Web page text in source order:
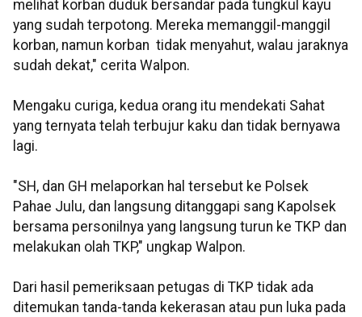
melihat korban duduk bersandar pada tungkul kayu
yang sudah terpotong. Mereka memanggil-manggil
korban, namun korban tidak menyahut, walau jaraknya
sudah dekat," cerita Walpon.
Mengaku curiga, kedua orang itu mendekati Sahat
yang ternyata telah terbujur kaku dan tidak bernyawa
lagi.
"SH, dan GH melaporkan hal tersebut ke Polsek
Pahae Julu, dan langsung ditanggapi sang Kapolsek
bersama personilnya yang langsung turun ke TKP dan
melakukan olah TKP," ungkap Walpon.
Dari hasil pemeriksaan petugas di TKP tidak ada
ditemukan tanda-tanda kekerasan atau pun luka pada